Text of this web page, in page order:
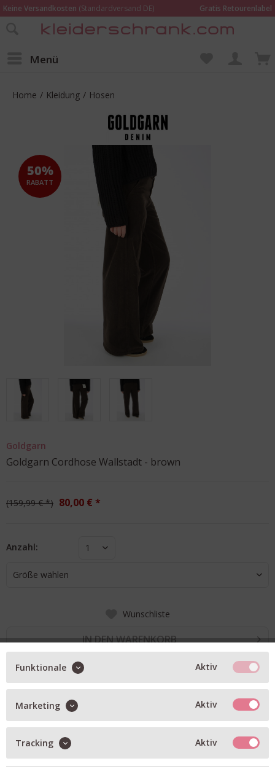
Keine Versandkosten (Standardversand DE)
Gratis Retourenlabel
Online bestellen – im Geschäft in Kempen anprobieren und beraten lassen
Menü
Home / Kleidung / Hosen
50%
RABATT
Goldgarn
Goldgarn Cordhose Wallstadt - brown
159,99 € * 80,00 € *
Anzahl: 1
Größe wählen
Wunschliste
IN DEN WARENKORB
BESCHREIBUNG
Feincordhose Wallstadt in dunkelbraun
weites, langes Bein
zwei seitliche Taschen
mit Stretchanteil
Funktionale Aktiv
Marketing Aktiv
Tracking Aktiv